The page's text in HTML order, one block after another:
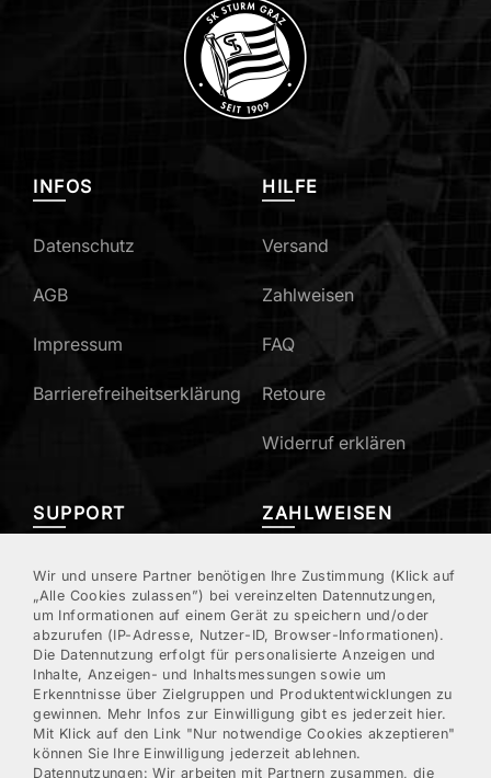
INFOS
Datenschutz
AGB
Impressum
Barrierefreiheitserklärung
HILFE
Versand
Zahlweisen
FAQ
Retoure
Widerruf erklären
SUPPORT
Mein Konto
Kundenregistrierung
Kontakt/Hotline
Newsletter
ZAHLWEISEN
Wir und unsere Partner benötigen Ihre Zustimmung (Klick auf
„Alle Cookies zulassen”) bei vereinzelten Datennutzungen,
um Informationen auf einem Gerät zu speichern und/oder
abzurufen (IP-Adresse, Nutzer-ID, Browser-Informationen).
Die Datennutzung erfolgt für personalisierte Anzeigen und
Inhalte, Anzeigen- und Inhaltsmessungen sowie um
Erkenntnisse über Zielgruppen und Produktentwicklungen zu
gewinnen. Mehr Infos zur Einwilligung gibt es jederzeit hier.
Mit Klick auf den Link "Nur notwendige Cookies akzeptieren"
können Sie Ihre Einwilligung jederzeit ablehnen.
Datennutzungen: Wir arbeiten mit Partnern zusammen, die